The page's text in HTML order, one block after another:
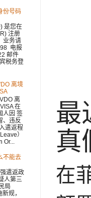
最
真
在
份号码
是您在
注册
业务请
电报
邮件
税务登
离境
离
在
人因 签
、违反
遣返程
）
Or...
不能去
遣返政
人第三
局
规，